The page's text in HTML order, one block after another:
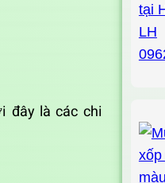
đây là các chi